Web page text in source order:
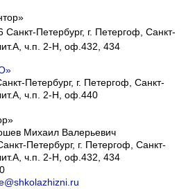
Петербург, г. Петергоф, Санкт-
ч.п. 2-Н, оф.432, 434
Петербург, г. Петергоф, Санкт-
ч.п. 2-Н, оф.440
Михаил Валерьевич
Петербург, г. Петергоф, Санкт-
ч.п. 2-Н, оф.432, 434